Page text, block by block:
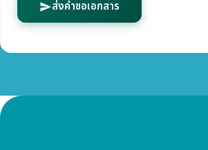
sendส่งคำขอเอกสาร